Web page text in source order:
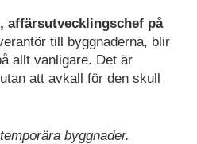
affärsutvecklingschef på
till byggnaderna, blir
allt vanligare. Det är
att avkall för den skull
byggnader.